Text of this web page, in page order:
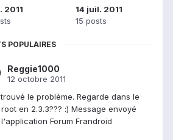
2011
14 juil. 2011
15 posts
POPULAIRES
Reggie1000
12 octobre 2011
le problème. Regarde dans le
en 2.3.3??? :) Message envoyé
Forum Frandroid